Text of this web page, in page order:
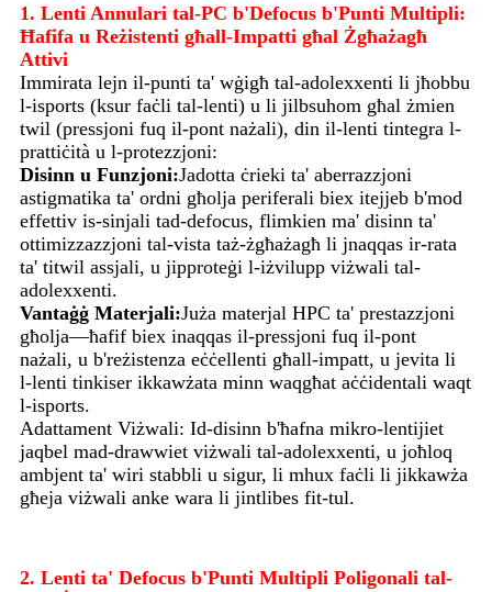
1. Lenti Annulari tal-PC b'Defocus b'Punti Multipli:
Ħafifa u Reżistenti għall-Impatti għal Żgħażagħ
Attivi
Immirata lejn il-punti ta' wġigħ tal-adolexxenti li jħobbu
l-isports (ksur faċli tal-lenti) u li jilbsuhom għal żmien
twil (pressjoni fuq il-pont nażali), din il-lenti tintegra l-
prattiċità u l-protezzjoni:
Disinn u Funzjoni:Jadotta ċrieki ta' aberrazzjoni
astigmatika ta' ordni għolja periferali biex itejjeb b'mod
effettiv is-sinjali tad-defocus, flimkien ma' disinn ta'
ottimizzazzjoni tal-vista taż-żgħażagħ li jnaqqas ir-rata
ta' titwil assjali, u jipproteġi l-iżvilupp viżwali tal-
adolexxenti.
Vantaġġ Materjali:Juża materjal HPC ta' prestazzjoni
għolja—ħafif biex inaqqas il-pressjoni fuq il-pont
nażali, u b'reżistenza eċċellenti għall-impatt, u jevita li
l-lenti tinkiser ikkawżata minn waqgħat aċċidentali waqt
l-isports.
Adattament Viżwali: Id-disinn b'ħafna mikro-lentijiet
jaqbel mad-drawwiet viżwali tal-adolexxenti, u joħloq
ambjent ta' wiri stabbli u sigur, li mhux faċli li jikkawża
għeja viżwali anke wara li jintlibes fit-tul.
2. Lenti ta' Defocus b'Punti Multipli Poligonali tal-